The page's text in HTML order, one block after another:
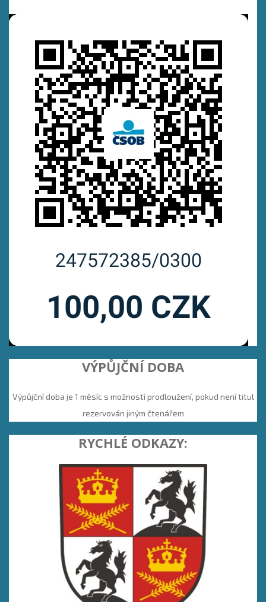
VÝPŮJČNÍ DOBA
Výpůjční doba je 1 měsíc s možností prodloužení, pokud není titul
rezervován jiným čtenářem
RYCHLÉ ODKAZY: